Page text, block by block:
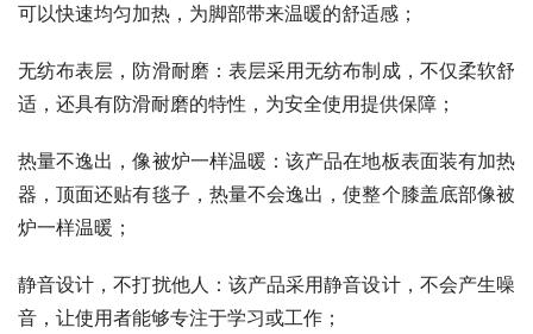
可以快速均匀加热，为脚部带来温暖的舒适感；
无纺布表层，防滑耐磨：表层采用无纺布制成，不仅柔软舒
适，还具有防滑耐磨的特性，为安全使用提供保障；
热量不逸出，像被炉一样温暖：该产品在地板表面装有加热
器，顶面还贴有毯子，热量不会逸出，使整个膝盖底部像被
炉一样温暖；
静音设计，不打扰他人：该产品采用静音设计，不会产生噪
音，让使用者能够专注于学习或工作；